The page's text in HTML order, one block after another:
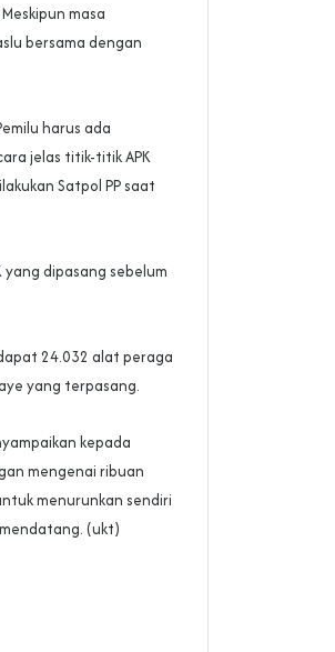
masa
bersama dengan
harus ada
jelas titik-titik APK
Satpol PP saat
yang dipasang sebelum
24.032 alat peraga
yang terpasang.
kepada
mengenai ribuan
menurunkan sendiri
(ukt)